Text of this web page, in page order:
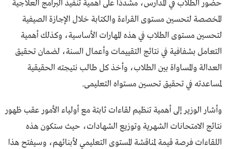
حضور الطلاب في المدارس، مشددًا على أهمية تنفيذ البرامج العلاجية
المخصصة لتحسين مستوى القراءة والكتابة خلال الإجازة الصيفية
لتحسين مستوى الطلاب في هذه المهارات الأساسية، وكذلك أهمية
التعامل بشفافية في نتائج التقييمات وأعمال السنة، لضمان تحقيق
العدالة والمساواة بين الطلاب، وأخذ كل طالب نتيجته الحقيقية
لمساعدته في تحقيق تحسين مستواه التعليمى.
وأشار الوزير إلى أهمية تنظيم لقاءات ثابتة مع أولياء الأمور عقب ظهور
نتائج الامتحانات الشهرية وتوزيع الشهادات، حيث ستكون هذه
اللقاءات فرصة قيمة لمناقشة المستوى التعليمي لأبنائهم، وسيفتح هذا